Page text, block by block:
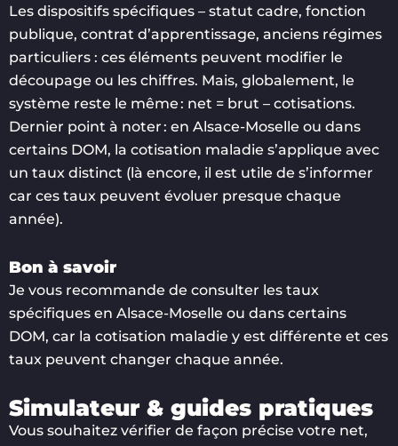
Les dispositifs spécifiques – statut cadre, fonction
publique, contrat d’apprentissage, anciens régimes
particuliers : ces éléments peuvent modifier le
découpage ou les chiffres. Mais, globalement, le
système reste le même : net = brut – cotisations.
Dernier point à noter : en Alsace-Moselle ou dans
certains DOM, la cotisation maladie s’applique avec
un taux distinct (là encore, il est utile de s’informer
car ces taux peuvent évoluer presque chaque
année).
Bon à savoir
Je vous recommande de consulter les taux
spécifiques en Alsace-Moselle ou dans certains
DOM, car la cotisation maladie y est différente et ces
taux peuvent changer chaque année.
Simulateur & guides pratiques
Vous souhaitez vérifier de façon précise votre net,